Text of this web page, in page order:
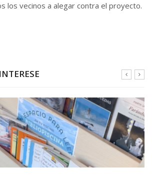
los vecinos a alegar contra el proyecto.